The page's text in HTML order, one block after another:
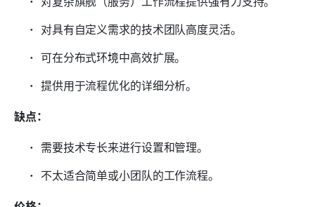
对具有自定义需求的技术团队高度灵活。
可在分布式环境中高效扩展。
提供用于流程优化的详细分析。
缺点：
需要技术专长来进行设置和管理。
不太适合简单或小团队的工作流程。